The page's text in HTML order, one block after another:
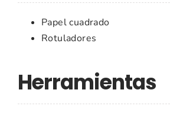
Papel cuadrado
Rotuladores
Herramientas